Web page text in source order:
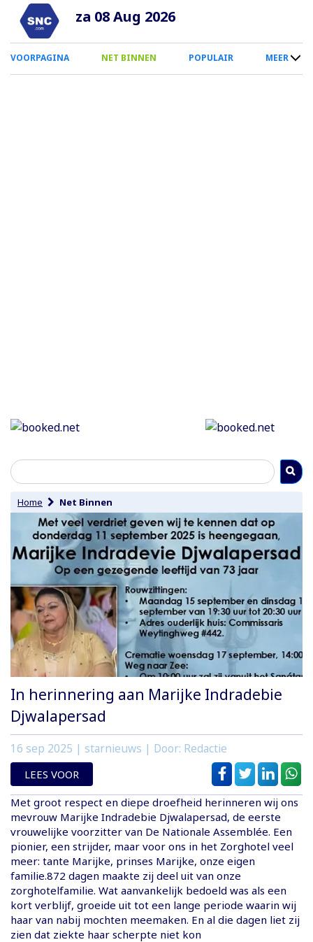
Overslaan
naar
inhoud
za 08 Aug 2026
0
Smartphone
VOORPAGINA NET BINNEN POPULAIR MEER
Home Net Binnen
In herinnering aan Marijke Indradebie
Djwalapersad
16 sep 2025 | starnieuws | Door: Redactie
LEES VOOR
Met groot respect en diepe droefheid herinneren wij ons
mevrouw Marijke Indradebie Djwalapersad, de eerste
vrouwelijke voorzitter van De Nationale Assemblée. Een
pionier, een strijder, maar voor ons in het Zorghotel veel
meer: tante Marijke, prinses Marijke, onze eigen
familie.872 dagen maakte zij deel uit van onze
zorghotelfamilie. Wat aanvankelijk bedoeld was als een
kort verblijf, groeide uit tot een lange periode waarin wij
haar van nabij mochten meemaken. En al die dagen liet zij
zien dat ziekte haar scherpte niet kon